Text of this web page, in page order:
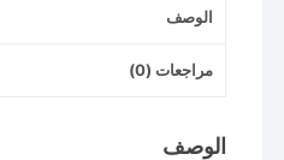
الوصف
مراجعات (0)
الوصف